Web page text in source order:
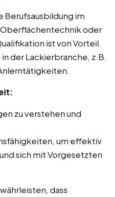
Berufsausbildung im
oder
ist von Vorteil.
der Lackierbranche, z.B.
zu verstehen und
um effektiv
sich mit Vorgesetzten
dass